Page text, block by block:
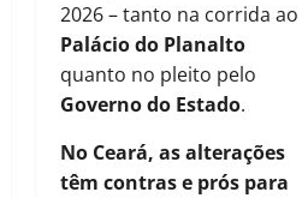
2026 – tanto na corrida ao
Palácio do Planalto
quanto no pleito pelo
Governo do Estado.
No Ceará, as alterações
têm contras e prós para